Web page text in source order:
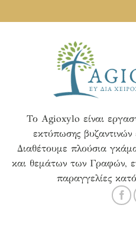
Το Agioxylo είναι
εκτύπωσης
Διαθέτουμε πλούσια
και θεμάτων των Γραφών,
παραγγελίες